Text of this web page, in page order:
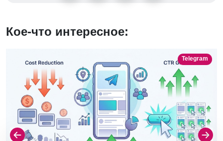
Кое-что интересное:
Telegram